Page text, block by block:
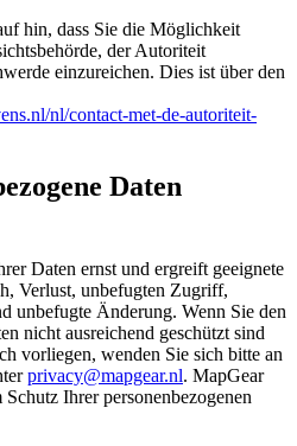
hin, dass Sie die Möglichkeit
der Autoriteit
einzureichen. Dies ist über den
nl/contact-met-de-autoriteit-
Daten
Daten ernst und ergreift geeignete
Verlust, unbefugten Zugriff,
unbefugte Änderung. Wenn Sie den
nicht ausreichend geschützt sind
vorliegen, wenden Sie sich bitte an
privacy@mapgear.nl. MapGear
Ihrer personenbezogenen